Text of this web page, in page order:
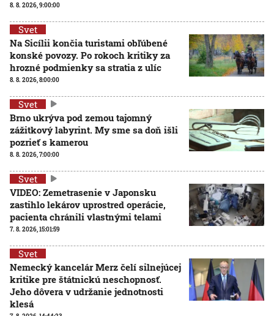
8. 8. 2026, 9:00:00
Svet
Na Sicílii končia turistami obľúbené
konské povozy. Po rokoch kritiky za
hrozné podmienky sa stratia z ulíc
8. 8. 2026, 8:00:00
Svet
Brno ukrýva pod zemou tajomný
zážitkový labyrint. My sme sa doň išli
pozrieť s kamerou
8. 8. 2026, 7:00:00
Svet
VIDEO: Zemetrasenie v Japonsku
zastihlo lekárov uprostred operácie,
pacienta chránili vlastnými telami
7. 8. 2026, 15:01:59
Svet
Nemecký kancelár Merz čelí silnejúcej
kritike pre štátnickú neschopnosť.
Jeho dôvera v udržanie jednotnosti
klesá